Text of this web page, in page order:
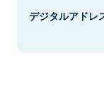
デジタルアドレ